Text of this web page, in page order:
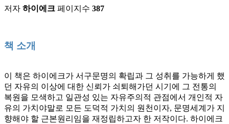
저자 하이에크 페이지수 387
책 소개
이 책은 하이에크가 서구문명의 확립과 그 성취를 가능하게 했
던 자유의 이상에 대한 신뢰가 쇠퇴해가던 시기에 그 전통의
복원을 모색하고 일관성 있는 자유주의적 관점에서 개인적 자
유의 가치야말로 모든 도덕적 가치의 원천이자, 문명세계가 지
향해야 할 근본원리임을 재정립하고자 한 저작이다. 하이에크